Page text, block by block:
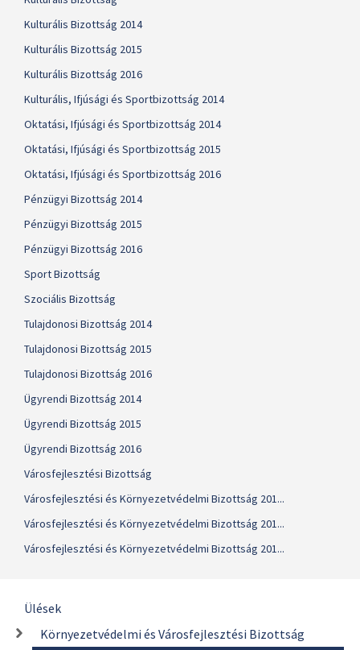
Kulturális Bizottság 2014
Kulturális Bizottság 2015
Kulturális Bizottság 2016
Kulturális, Ifjúsági és Sportbizottság 2014
Oktatási, Ifjúsági és Sportbizottság 2014
Oktatási, Ifjúsági és Sportbizottság 2015
Oktatási, Ifjúsági és Sportbizottság 2016
Pénzügyi Bizottság 2014
Pénzügyi Bizottság 2015
Pénzügyi Bizottság 2016
Sport Bizottság
Szociális Bizottság
Tulajdonosi Bizottság 2014
Tulajdonosi Bizottság 2015
Tulajdonosi Bizottság 2016
Ügyrendi Bizottság 2014
Ügyrendi Bizottság 2015
Ügyrendi Bizottság 2016
Városfejlesztési Bizottság
Városfejlesztési és Környezetvédelmi Bizottság 201...
Városfejlesztési és Környezetvédelmi Bizottság 201...
Városfejlesztési és Környezetvédelmi Bizottság 201...
Ülések
Környezetvédelmi és Városfejlesztési Bizottság